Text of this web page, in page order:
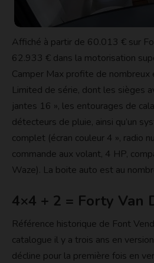
Affiché à partir de 60.013 € sur
62.933 € dans la motorisation
Camper Max profite de nombreux
Limited de série, dont les sièges
jantes 16 », les entourages de
détecteurs de pluie, ainsi qu’un
complet (écran couleur 4 », radio
commande aux volant, 4 HP,
Waze). La boite auto est au
4×4 + 2 = Forty Van
Référence historique de Font
catalogue il y a trois ans en
décline pour la première fois en